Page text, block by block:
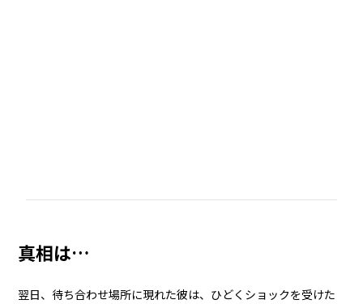
真相は…
翌日、待ち合わせ場所に現れた彼は、ひどくショックを受けた